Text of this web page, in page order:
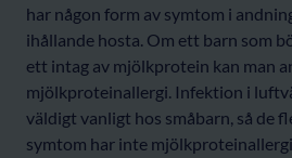
har någon form av symtom i
ihållande hosta. Om ett barn som
ett intag av mjölkprotein kan man
mjölkproteinallergi. Infektion i
väldigt vanligt hos småbarn, så de
symtom har inte